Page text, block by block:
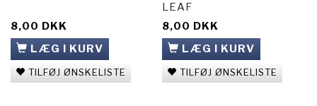
8,00 DKK
LÆG I KURV
TILFØJ ØNSKELISTE
LEAF
8,00 DKK
LÆG I KURV
TILFØJ ØNSKELISTE